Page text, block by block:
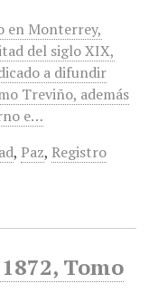
en Monterrey,
del siglo XIX,
a difundir
Treviño, además
e…
, Paz, Registro
Tomo